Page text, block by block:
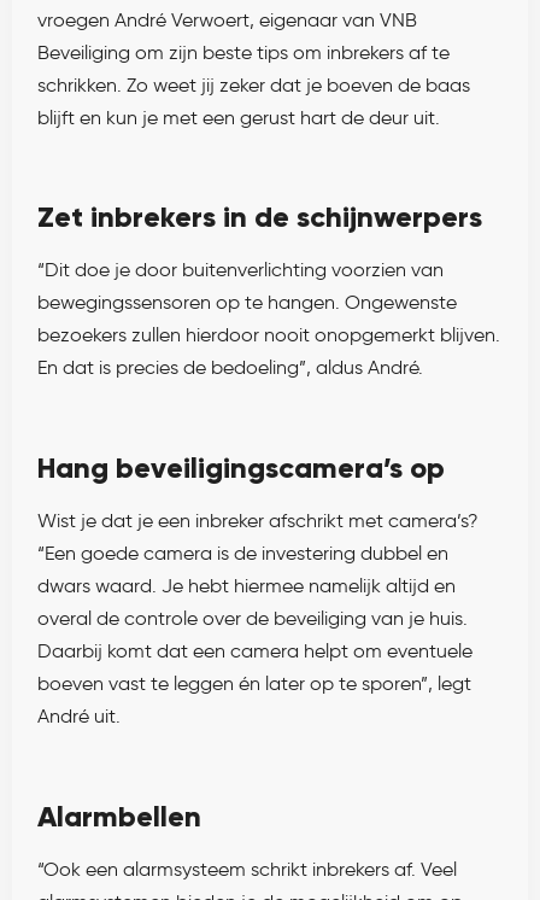
vroegen André Verwoert, eigenaar van VNB
Beveiliging om zijn beste tips om inbrekers af te
schrikken. Zo weet jij zeker dat je boeven de baas
blijft en kun je met een gerust hart de deur uit.
Zet inbrekers in de schijnwerpers
“Dit doe je door buitenverlichting voorzien van
bewegingssensoren op te hangen. Ongewenste
bezoekers zullen hierdoor nooit onopgemerkt blijven.
En dat is precies de bedoeling”, aldus André.
Hang beveiligingscamera’s op
Wist je dat je een inbreker afschrikt met camera’s?
“Een goede camera is de investering dubbel en
dwars waard. Je hebt hiermee namelijk altijd en
overal de controle over de beveiliging van je huis.
Daarbij komt dat een camera helpt om eventuele
boeven vast te leggen én later op te sporen”, legt
André uit.
Alarmbellen
“Ook een alarmsysteem schrikt inbrekers af. Veel